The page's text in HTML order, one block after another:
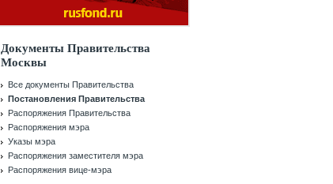
Документы Правительства
Москвы
Все документы Правительства
Постановления Правительства
Распоряжения Правительства
Распоряжения мэра
Указы мэра
Распоряжения заместителя мэра
Распоряжения вице-мэра